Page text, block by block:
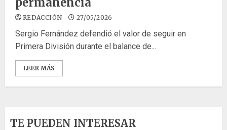
REDACCIÓN 27/05/2026
Sergio Fernández defendió el valor de seguir en
Primera División durante el balance de...
LEER MÁS
TE PUEDEN INTERESAR